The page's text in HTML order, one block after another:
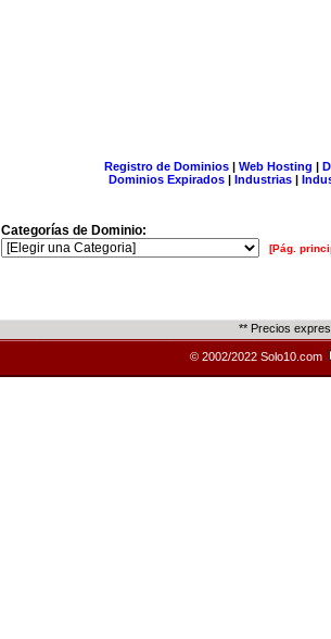
Registro de Dominios| Web Hosting |
Dominios Expirados | Industrias |
Categorías de Dominio:
[Pág.
** Precios
© 2002/2022 Solo10.com